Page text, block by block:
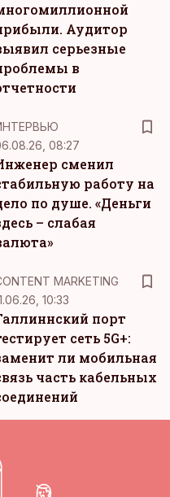
Аудитор
серьезные
в
08:27
сменил
работу на
по душе. «Деньги
– слабая
MARKETING
10:33
порт
сеть 5G+:
ли мобильная
часть кабельных